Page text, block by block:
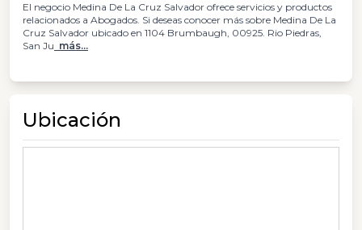
El negocio Medina De La Cruz Salvador ofrece servicios y productos
relacionados a Abogados. Si deseas conocer más sobre Medina De La
Cruz Salvador ubicado en 1104 Brumbaugh, 00925. Rio Piedras,
San Ju más...
Ubicación